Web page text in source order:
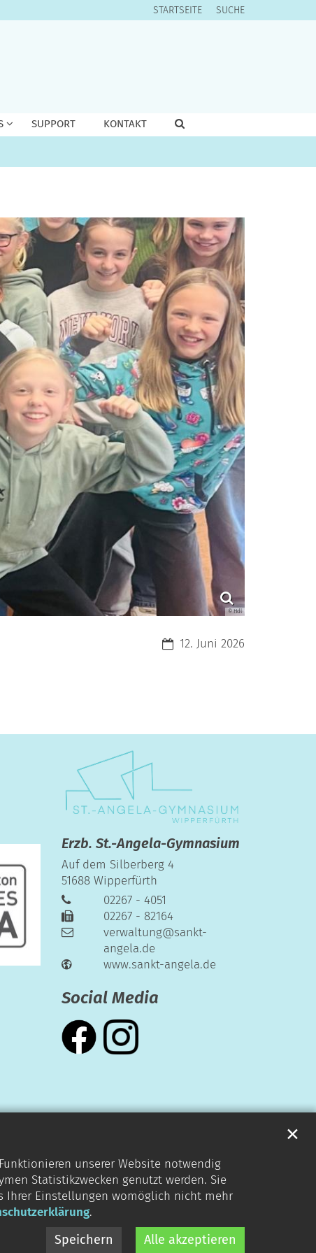
unserer Website notwendig
Statistikzwecken genutzt werden. Sie
Ihrer Einstellungen womöglich nicht mehr
.
Speichern Alle akzeptieren
✕
STARTSEITE SUCHE
SUPPORT KONTAKT
© Hdl
Datum:12. Juni 2026
Erzb. St.-Angela-Gymnasium
Auf dem Silberberg 4
51688 Wipperfürth
02267 - 4051
02267 - 82164
verwaltung@sankt-
angela.de
www.sankt-angela.de
Social Media